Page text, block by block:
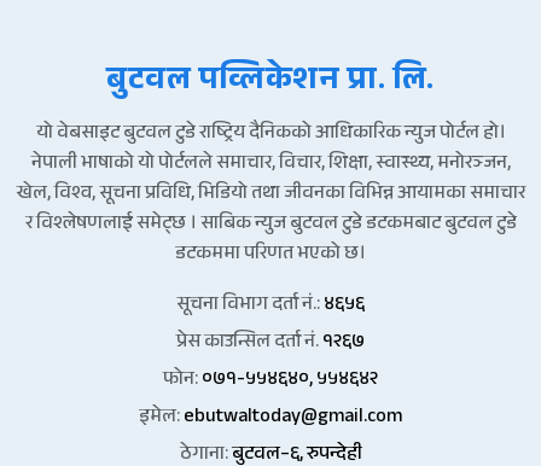
बुटवल पव्लिकेशन प्रा. लि.
यो वेबसाइट बुटवल टुडे राष्ट्रिय दैनिकको आधिकारिक न्युज पोर्टल हो।
नेपाली भाषाको यो पोर्टलले समाचार, विचार, शिक्षा, स्वास्थ्य, मनोरञ्जन,
खेल, विश्व, सूचना प्रविधि, भिडियो तथा जीवनका विभिन्न आयामका समाचार
र विश्लेषणलाई समेट्छ । साबिक न्युज बुटवल टुडे डटकमबाट बुटवल टुडे
डटकममा परिणत भएको छ।
सूचना विभाग दर्ता नं.:४६५६
प्रेस काउन्सिल दर्ता नं.१२६७
फोन:०७१-५५४६४०, ५५४६४२
इमेल:ebutwaltoday@gmail.com
ठेगाना:बुटवल–६, रुपन्देही